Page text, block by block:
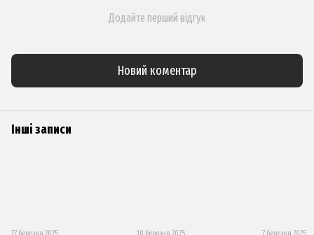
Додайте перший відгук
Новий коментар
Інші записи